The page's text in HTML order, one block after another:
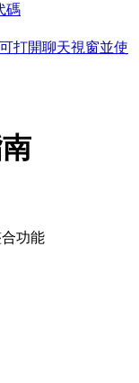
碼
打開聊天視窗並使
功能